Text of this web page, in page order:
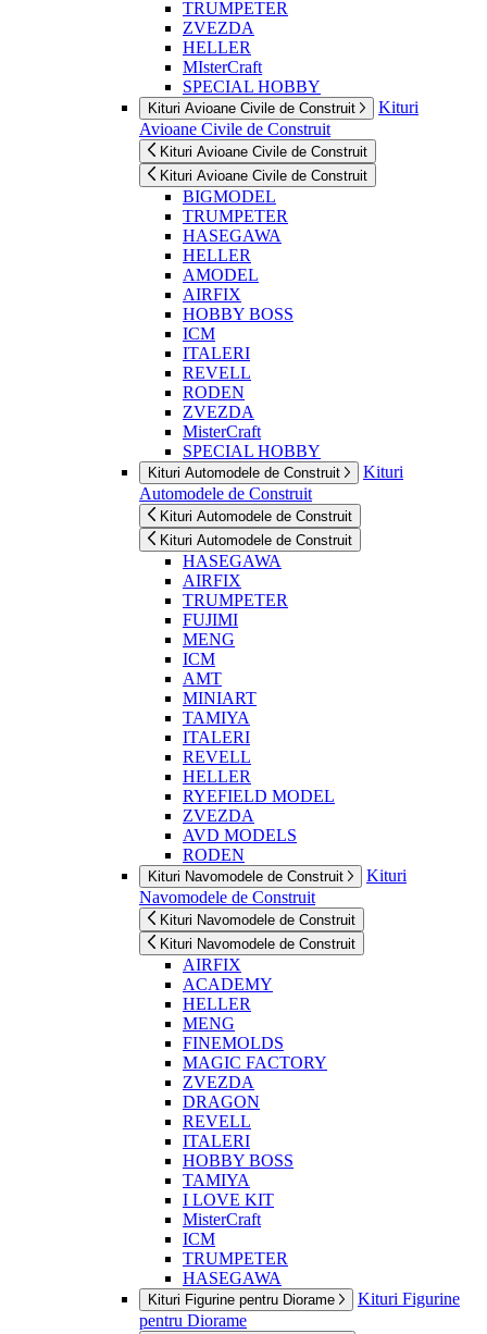
TRUMPETER
ZVEZDA
HELLER
MIsterCraft
SPECIAL HOBBY
Kituri Avioane Civile de Construit
Kituri
Avioane Civile de Construit
Kituri Avioane Civile de Construit
Kituri Avioane Civile de Construit
BIGMODEL
TRUMPETER
HASEGAWA
HELLER
AMODEL
AIRFIX
HOBBY BOSS
ICM
ITALERI
REVELL
RODEN
ZVEZDA
MisterCraft
SPECIAL HOBBY
Kituri Automodele de Construit
Kituri
Automodele de Construit
Kituri Automodele de Construit
Kituri Automodele de Construit
HASEGAWA
AIRFIX
TRUMPETER
FUJIMI
MENG
ICM
AMT
MINIART
TAMIYA
ITALERI
REVELL
HELLER
RYEFIELD MODEL
ZVEZDA
AVD MODELS
RODEN
Kituri Navomodele de Construit
Kituri
Navomodele de Construit
Kituri Navomodele de Construit
Kituri Navomodele de Construit
AIRFIX
ACADEMY
HELLER
MENG
FINEMOLDS
MAGIC FACTORY
ZVEZDA
DRAGON
REVELL
ITALERI
HOBBY BOSS
TAMIYA
I LOVE KIT
MisterCraft
ICM
TRUMPETER
HASEGAWA
Kituri Figurine pentru Diorame
Kituri Figurine
pentru Diorame